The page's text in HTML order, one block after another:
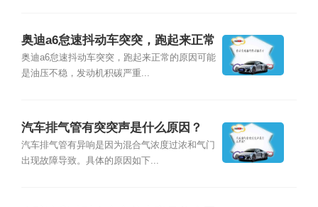
奥迪a6怠速抖动车突突，跑起来正常
是什么原因？
奥迪a6怠速抖动车突突，跑起来正常的原因可能
是油压不稳，发动机积碳严重...
汽车排气管有突突声是什么原因？
汽车排气管有异响是因为混合气浓度过浓和气门
出现故障导致。具体的原因如下...